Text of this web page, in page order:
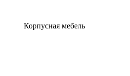
Корпусная мебель